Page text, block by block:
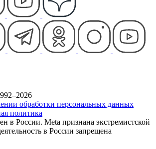
обработки персональных данных
политика
в России. Meta признана экстремистской
в России запрещена